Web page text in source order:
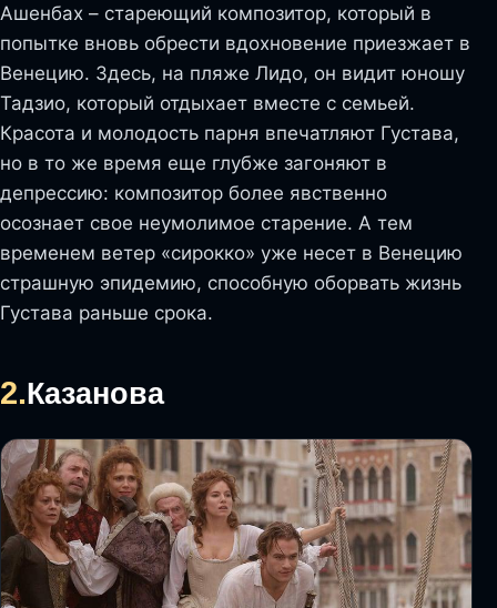
Ашенбах – стареющий композитор, который в
попытке вновь обрести вдохновение приезжает в
Венецию. Здесь, на пляже Лидо, он видит юношу
Тадзио, который отдыхает вместе с семьей.
Красота и молодость парня впечатляют Густава,
но в то же время еще глубже загоняют в
депрессию: композитор более явственно
осознает свое неумолимое старение. А тем
временем ветер «сирокко» уже несет в Венецию
страшную эпидемию, способную оборвать жизнь
Густава раньше срока.
2.Казанова